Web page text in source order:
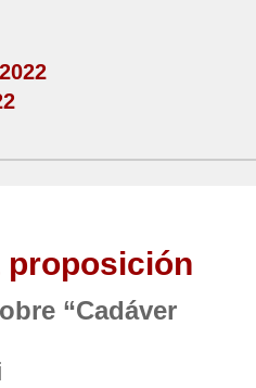
proposición
“Cadáver